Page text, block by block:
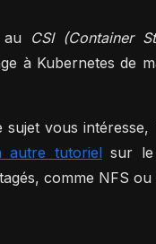
CSI (Container
à Kubernetes de
vous intéresse,
autre tutorielsur le
comme NFS ou